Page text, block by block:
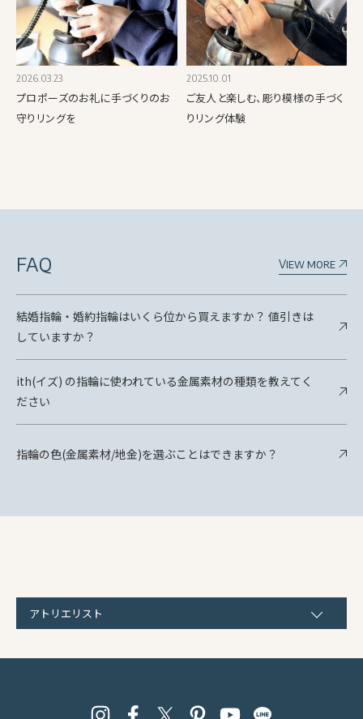
2026.03.23
プロポーズのお礼に手づくりのお
守りリングを
2025.10.01
ご友人と楽しむ、彫り模様の手づく
りリング体験
FAQ View more
結婚指輪・婚約指輪はいくら位から買えますか？ 値引きは
していますか？
ith(イズ) の指輪に使われている金属素材の種類を教えてく
ださい
指輪の色(金属素材/地金)を選ぶことはできますか？
アトリエリスト